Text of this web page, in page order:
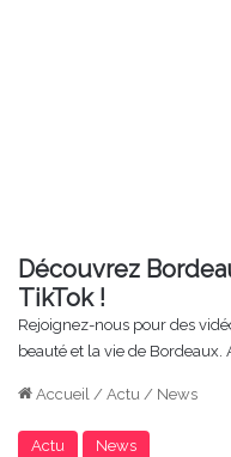
Découvrez
TikTok !
Rejoignez-nous pour des
beauté et la vie de
Accueil / Actu / News
Actu News